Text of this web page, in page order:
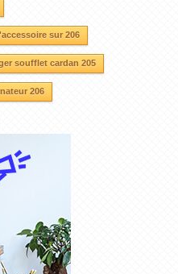
sur 206
soufflet cardan 205
206